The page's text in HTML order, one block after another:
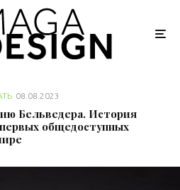
08.08.2023
Бельведера. История
общедоступных